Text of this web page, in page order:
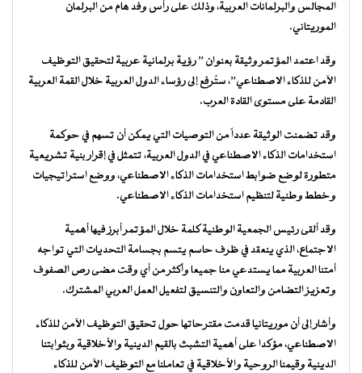
المجالس والبرلمانات العربية، وذلك على رأس وفد هام من البرلمان
الموريتاني.
وقد اعتمد المؤتمر وثيقة بعنوان ” رؤية برلمانية عربية لتحقيق التوظيف
الآمن للذكاء الاصطناعي”، ستُرفع إلى رؤساء الدول العربية خلال القمة العربية
القادمة على مستوى القادة العرب.
وقد تضمنت الوثيقة عدداً من التوصيات التي يمكن أن تسهم في حوكمة
استخدامات الذكاء الاصطناعي في الدول العربية، تتمثل في إقرار بنية تشريعية
متطورة لوضع ضوابط استخدامات الذكاء الاصطناعي، ووضع استراتيجيات
وخطط وطنية لتنظيم استخدامات الذكاء الاصطناعي.
وقد ألقى رئيس الجمعية الوطنية كلمة خلال المؤتمر أبرز فيها أهمية
الاجتماع، الذي ينعقد في ظرف حاسم يتسم بجسامة التحديات التي تواجه
أمتنا العربية مما يستدعي منا جميعا وأكثر من أي وقت مضى رص الصفوف
وتعزيز التضامن والتعاون والتنسيق لتفعيل العمل العربي المشترك.
وأشار إلى أن موريتانيا قدمت مقترحاتها حول تحقيق التوظيف الآمن للذكاء
الاصطناعي، مؤكدا على أهمية التشبث بالقيم الدينية والأخلاقية وبثوابتنا
الدينية وقيمنا الروحية والأخلاقية في تعاملنا مع التوظيف الآمن للذكاء